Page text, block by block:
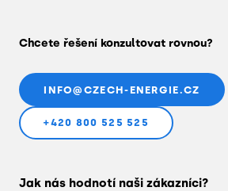
Chcete řešení konzultovat rovnou?
INFO@CZECH-ENERGIE.CZ
+420 800 525 525
Jak nás hodnotí naši zákazníci?